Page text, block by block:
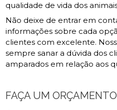
qualidade de vida dos
Não deixe de entrar em
informações sobre cada
clientes com excelente.
sempre sanar a dúvida dos
amparados em relação aos
FAÇA UM ORÇAMENTO